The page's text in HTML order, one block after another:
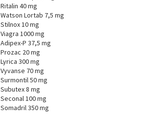
Ritalin 40 mg
Watson Lortab 7,5 mg
Stilnox 10 mg
Viagra 1000 mg
Adipex-P 37,5 mg
Prozac 20 mg
Lyrica 300 mg
Vyvanse 70 mg
Surmontil 50 mg
Subutex 8 mg
Seconal 100 mg
Somadril 350 mg